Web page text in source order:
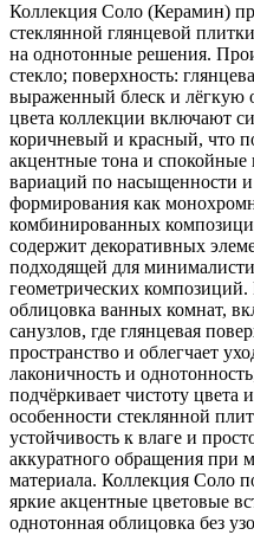
Коллекция Соло (Керамин)
стеклянной глянцевой
на однотонные решения.
стекло; поверхность:
выраженный блеск и лёгкую
цвета коллекции включают
коричневый и красный, что
акцентные тона и
вариаций по насыщенности и
формирования как
комбинированных
содержит декоративных
подходящей для
геометрических
облицовка ванных комнат,
санузлов, где глянцевая
пространство и облегчает
лаконичность и
подчёркивает чистоту цвета
особенности стеклянной
устойчивость к влаге и
аккуратного обращения при
материала. Коллекция Соло
яркие акцентные цветовые
однотонная облицовка без